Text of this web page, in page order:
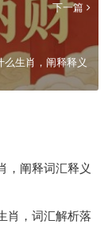
下一篇
生肖，阐释释义
，阐释词汇释义
肖，词汇解析落